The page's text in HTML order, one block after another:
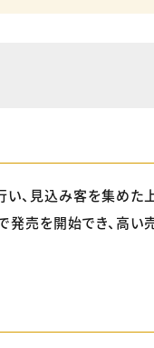
い、見込み客を集めた
発売を開始でき、高い